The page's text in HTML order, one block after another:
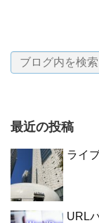
最近の投稿
ライ
URL